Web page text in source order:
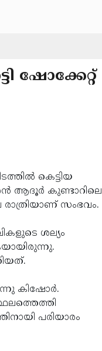
ഷോക്കേറ്റ്
കെട്ടിയ
ആദൂര്‍ കുണ്ടാറിലെ
സംഭവം.
ശല്യം
കിഷോര്‍.
പരിയാരം